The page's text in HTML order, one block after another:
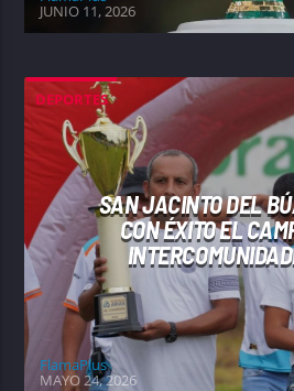
JUNIO 11, 2026
DEPORTES
SAN JACINTO DEL
CON ÉXITO EL
FlamaPlus
MAYO 24, 2026